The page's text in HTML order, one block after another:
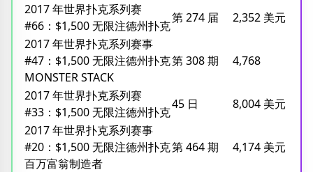
2017 年世界扑克系列赛
#66：$1,500 无限注德州扑克
第 274 届
2,352 美元
2017 年世界扑克系列赛事
#47：$1,500 无限注德州扑克
MONSTER STACK
第 308 期 4,768
2017 年世界扑克系列赛
#33：$1,500 无限注德州扑克
45 日
8,004 美元
2017 年世界扑克系列赛事
#20：$1,500 无限注德州扑克
百万富翁制造者
第 464 期 4,174 美元